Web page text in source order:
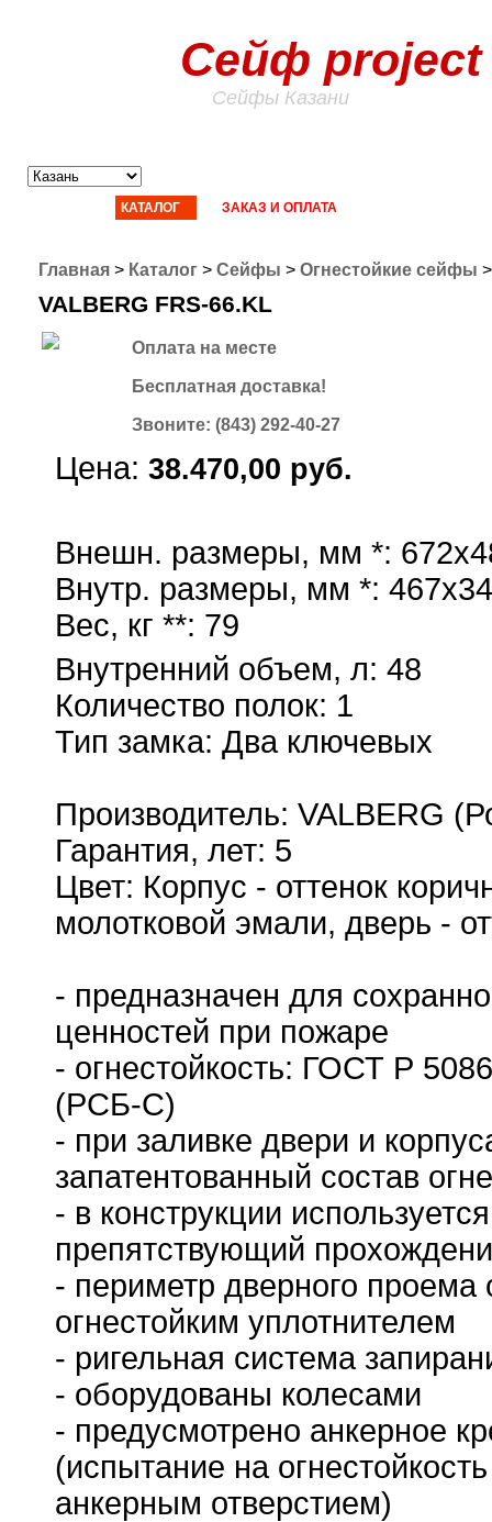
Сейф project
Сейфы Казани
КАТАЛОГ ЗАКАЗ И ОПЛАТА
Главная > Каталог > Сейфы > Огнестойкие сейфы
VALBERG FRS-66.KL
Оплата на месте
Бесплатная доставка!
Звоните: (843) 292-40-27
Цена: 38.470,00 руб.
Внешн. размеры, мм *:
Внутр. размеры, мм *:
Вес, кг **: 79
Внутренний объем, л: 48
Количество полок: 1
Тип замка: Два ключевых
Производитель: VALBERG
Гарантия, лет: 5
Цвет: Корпус - оттенок
молотковой эмали, дверь -
- предназначен для
ценностей при пожаре
- огнестойкость: ГОСТ Р
(РСБ-С)
- при заливке двери и
запатентованный состав
- в конструкции
препятствующий
- периметр дверного проема
огнестойким уплотнителем
- ригельная система
- оборудованы колесами
- предусмотрено анкерное
(испытание на
анкерным отверстием)